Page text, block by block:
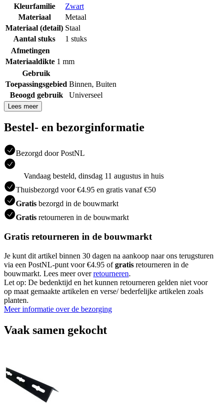
Kleurfamilie
Zwart
Materiaal
Metaal
Materiaal (detail) Staal
Aantal stuks
1 stuks
Afmetingen
Materiaaldikte 1 mm
Gebruik
Toepassingsgebied Binnen, Buiten
Beoogd gebruik
Universeel
Lees meer
Bestel- en bezorginformatie
Bezorgd door PostNL
Vandaag besteld, dinsdag 11 augustus in huis
Thuisbezorgd voor €4.95 en gratis vanaf €50
Gratis bezorgd in de bouwmarkt
Gratis retourneren in de bouwmarkt
Gratis retourneren in de bouwmarkt
Je kunt dit artikel binnen 30 dagen na aankoop naar ons terugsturen
via een PostNL-punt voor €4.95 ofgratis retourneren in de
bouwmarkt. Lees meer overretourneren.
Let op: De bedenktijd en het kunnen retourneren gelden niet voor
op maat gemaakte artikelen en verse/ bederfelijke artikelen zoals
planten.
Meer informatie over de bezorging
Vaak samen gekocht